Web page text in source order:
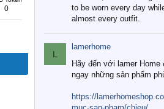
0
to be worn every day
almost every outfit.
L
lamerhome
Hãy đến với lamer Home
ngay những sản phẩm
https://